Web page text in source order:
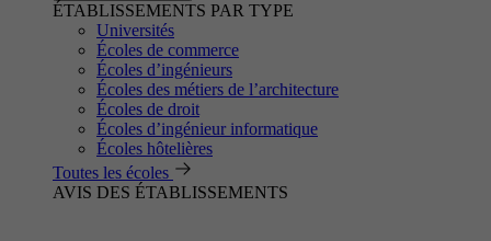
ÉTABLISSEMENTS PAR TYPE
Universités
Écoles de commerce
Écoles d’ingénieurs
Écoles des métiers de l’architecture
Écoles de droit
Écoles d’ingénieur informatique
Écoles hôtelières
Toutes les écoles
AVIS DES ÉTABLISSEMENTS